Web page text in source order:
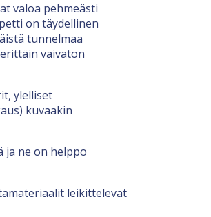
valoa pehmeästi
on täydellinen
tunnelmaa
vaivaton
ylelliset
kuvaakin
ja ne on helppo
leikittelevät